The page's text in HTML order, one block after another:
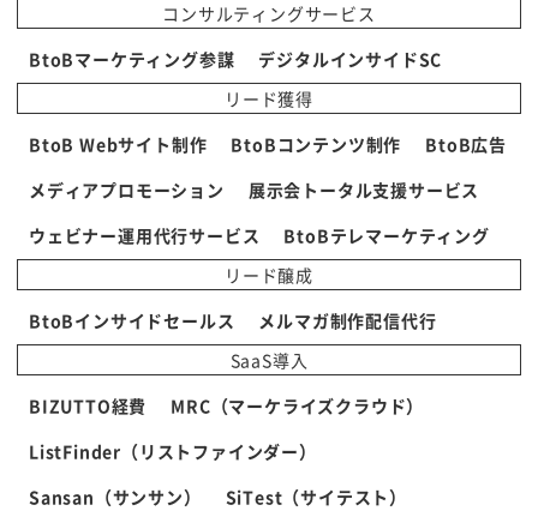
コンサルティングサービス
BtoBマーケティング参謀
デジタルインサイドSC
リード獲得
BtoB Webサイト制作
BtoBコンテンツ制作
BtoB広告
メディアプロモーション
展示会トータル支援サービス
ウェビナー運用代行サービス
BtoBテレマーケティング
リード醸成
BtoBインサイドセールス
メルマガ制作配信代行
SaaS導入
BIZUTTO経費
MRC（マーケライズクラウド）
ListFinder（リストファインダー）
Sansan（サンサン）
SiTest（サイテスト）